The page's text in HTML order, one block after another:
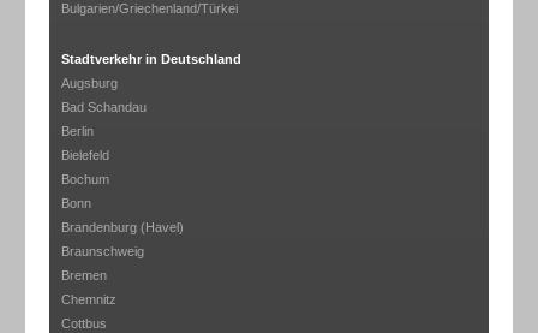
Bulgarien/Griechenland/Türkei
Stadtverkehr in Deutschland
Augsburg
Bad Schandau
Berlin
Bielefeld
Bochum
Bonn
Brandenburg (Havel)
Braunschweig
Bremen
Chemnitz
Cottbus